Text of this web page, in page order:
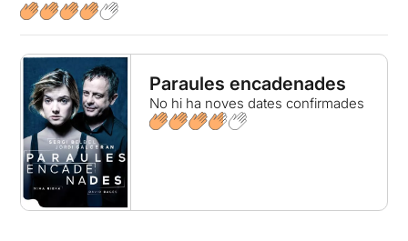
Paraules encadenades
No hi ha noves dates confirmades